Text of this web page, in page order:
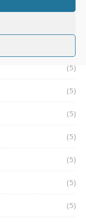
(5)
(5)
(5)
(5)
(5)
(5)
(5)